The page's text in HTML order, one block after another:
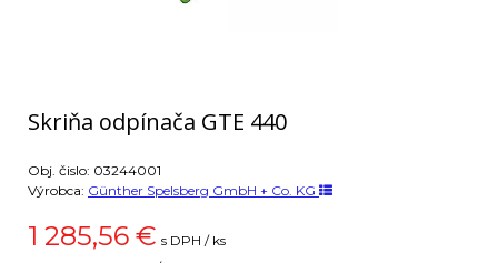
Skriňa odpínača GTE 440
Obj. čislo: 03244001
Výrobca: Günther Spelsberg GmbH + Co. KG
1 285,56 € s DPH / ks